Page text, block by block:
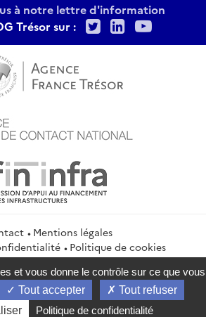
à notre lettre d'information
Trésor sur :
TwitterLinkedIn
Mentions légales
Politique de cookies
des cookies
Flux RSS
legifrance.gouv.fr
info.gouv.fr
data.gouv.fr
et vous donne le contrôle sur ce que vous
Tout accepter
Tout refuser
Politique de confidentialité